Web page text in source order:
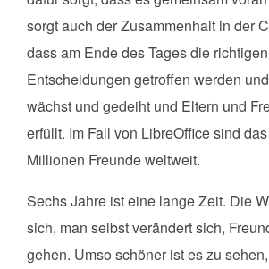
sorgt auch der Zusammenhalt in der
dass am Ende des Tages die richtigen
Entscheidungen getroffen werden
wächst und gedeiht und Eltern und
erfüllt. Im Fall von LibreOffice sind
Millionen Freunde weltweit.
Sechs Jahre ist eine lange Zeit. Die
sich, man selbst verändert sich,
gehen. Umso schöner ist es zu